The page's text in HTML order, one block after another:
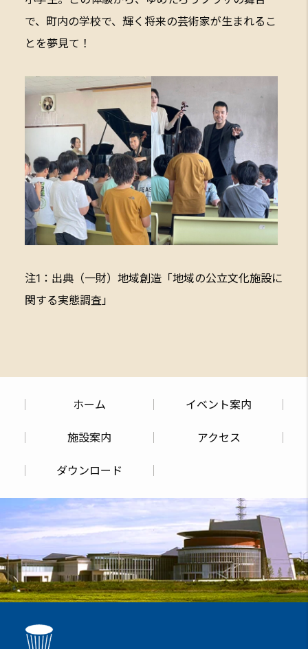
で、町内の学校で、輝く将来の芸術家が生まれるこ
とを夢見て！
注1：出典（一財）地域創造「地域の公立文化施設に
関する実態調査」
ホーム イベント案内
施設案内 アクセス
ダウンロード